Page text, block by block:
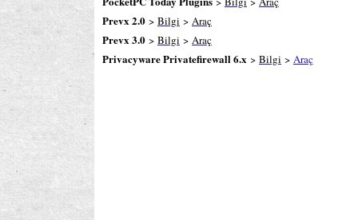
Prevx 2.0 > Bilgi > Araç
Prevx 3.0 > Bilgi > Araç
Privacyware Privatefirewall 6.x > Bilgi > Araç